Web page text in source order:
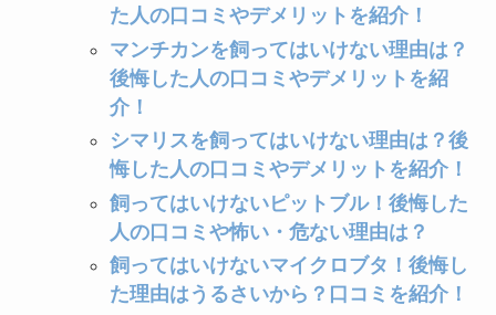
た人の口コミやデメリットを紹介！
マンチカンを飼ってはいけない理由は？
後悔した人の口コミやデメリットを紹
介！
シマリスを飼ってはいけない理由は？後
悔した人の口コミやデメリットを紹介！
飼ってはいけないピットブル！後悔した
人の口コミや怖い・危ない理由は？
飼ってはいけないマイクロブタ！後悔し
た理由はうるさいから？口コミを紹介！